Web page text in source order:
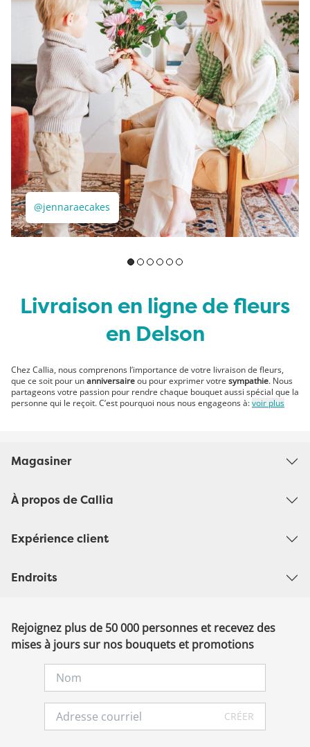
@jennaraecakes
Livraison en ligne de fleurs
en Delson
Chez Callia, nous comprenons l’importance de votre livraison de fleurs,
que ce soit pour unanniversaireou pour exprimer votre sympathie. Nous
partageons votre passion pour rendre chaque bouquet aussi spécial que la
personne qui le reçoit. C’est pourquoi nous nous engageons à:voir plus
Magasiner
À propos de Callia
Expérience client
Endroits
Rejoignez plus de 50 000 personnes et recevez des
mises à jours sur nos bouquets et promotions
CRÉER